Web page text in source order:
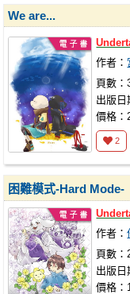
We are...
作者：
頁數：
出版日
價格：
2
困難模式-Hard Mode-
作者：
頁數：
出版日
價格：